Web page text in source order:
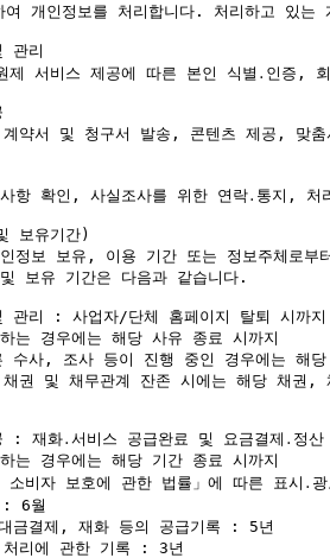
여 개인정보를 처리합니다. 처리하고 있
관리
서비스 제공에 따른 본인 식별․인증,
약서 및 청구서 발송, 콘텐츠 제공, 맞
항 확인, 사실조사를 위한 연락․통지,
보유 기간은 다음과 같습니다.
리 : 사업자/단체 홈페이지 탈퇴 시까지
는 경우에는 해당 사유 종료 시까지
수사, 조사 등이 진행 중인 경우에는 해
권 및 채무관계 잔존 시에는 해당 채권,
재화․서비스 공급완료 및 요금결제․정산
는 경우에는 해당 기간 종료 시까지
소비자 보호에 관한 법률」에 따른 표시
: 6월
금결제, 재화 등의 공급기록 : 5년
리에 관한 기록 : 3년